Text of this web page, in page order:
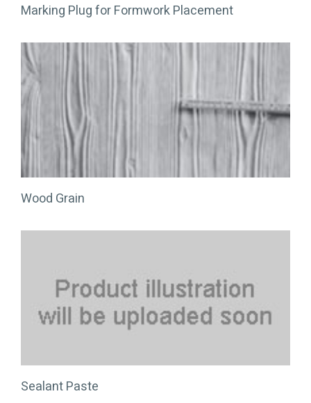
Marking Plug for Formwork Placement
Wood Grain
Sealant Paste